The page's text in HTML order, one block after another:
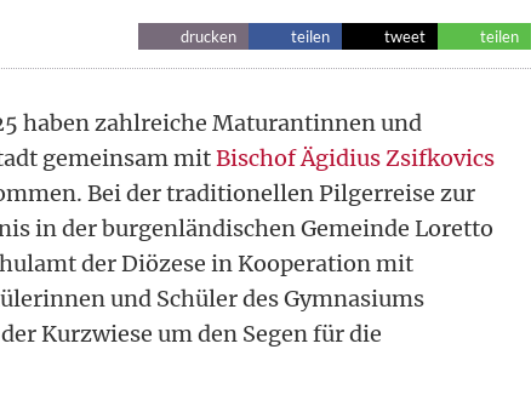
drucken teilen tweet teilen
haben zahlreiche Maturantinnen und
gemeinsam mitBischof Ägidius Zsifkovics
Bei der traditionellen Pilgerreise zur
in der burgenländischen Gemeinde Loretto
der Diözese in Kooperation mit
und Schüler des Gymnasiums
Kurzwiese um den Segen für die